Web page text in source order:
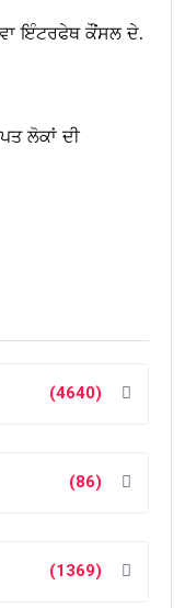
ਇੰਟਰਫੇਥ ਕੌਂਸਲ ਦੇ.
ਲੋਕਾਂ ਦੀ
(4640)
(86)
(1369)